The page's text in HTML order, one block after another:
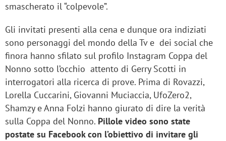
smascherato il “colpevole”.
Gli invitati presenti alla cena e dunque ora indiziati
sono personaggi del mondo della Tv e dei social che
finora hanno sfilato sul profilo Instagram Coppa del
Nonno sotto l’occhio attento di Gerry Scotti in
interrogatori alla ricerca di prove. Prima di Rovazzi,
Lorella Cuccarini, Giovanni Muciaccia, UfoZero2,
Shamzy e Anna Folzi hanno giurato di dire la verità
sulla Coppa del Nonno. Pillole video sono state
postate su Facebook con l’obiettivo di invitare gli